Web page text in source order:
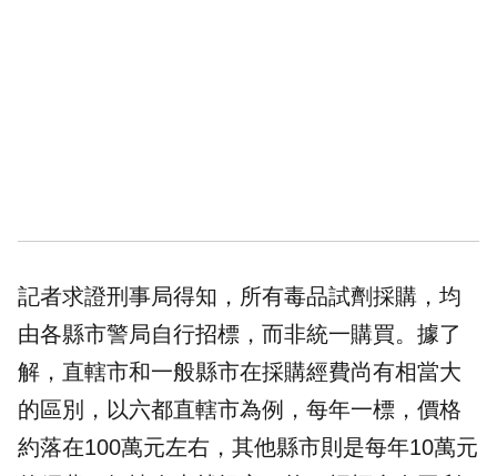
記者求證刑事局得知，所有毒品試劑採購，均
由各縣市警局自行招標，而非統一購買。據了
解，直轄市和一般縣市在採購經費尚有相當大
的區別，以六都直轄市為例，每年一標，價格
約落在100萬元左右，其他縣市則是每年10萬元